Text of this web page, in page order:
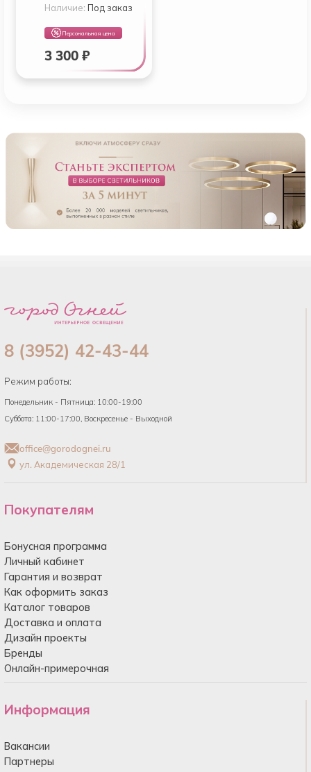
Наличие: Под заказ
Персональная цена
3 300 ₽
8 (3952) 42-43-44
Режим работы:
Понедельник - Пятница: 10:00-19:00
Суббота: 11:00-17:00, Воскресенье - Выходной
office@gorodognei.ru
ул. Академическая 28/1
Покупателям
Бонусная программа
Личный кабинет
Гарантия и возврат
Как оформить заказ
Каталог товаров
Доставка и оплата
Дизайн проекты
Бренды
Онлайн-примерочная
Информация
Вакансии
Партнеры